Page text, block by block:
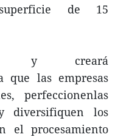
de 15
y creará
que las empresas
perfeccionenlas
diversifiquen los
el procesamiento